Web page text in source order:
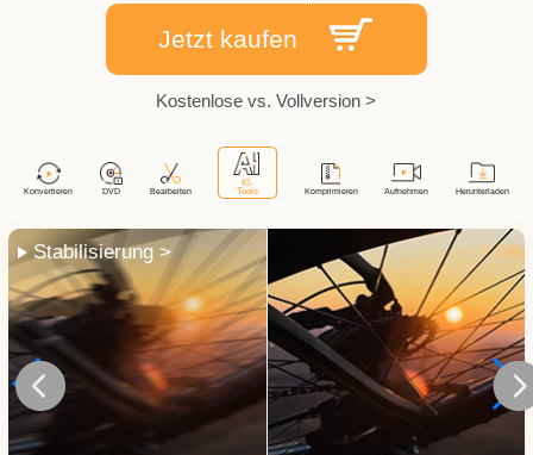
Jetzt kaufen
Kostenlose vs. Vollversion >
Stabilisierung >